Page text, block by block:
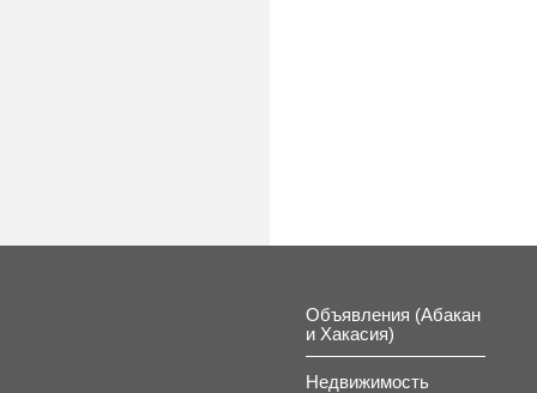
Объявления (Абакан
и Хакасия)
Недвижимость